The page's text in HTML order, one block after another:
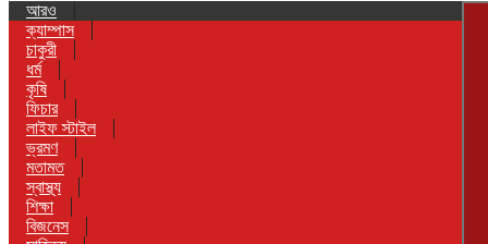
আরও
ক্যাম্পাস
চাকুরী
ধর্ম
কৃষি
ফিচার
লাইফ স্টাইল
ভ্রমণ
মতামত
স্বাস্থ্য
শিক্ষা
বিজনেস